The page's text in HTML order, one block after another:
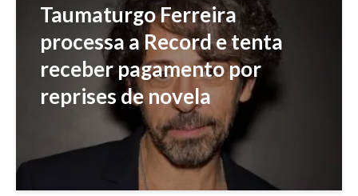
Taumaturgo Ferreira
processa a Record e tenta
receber pagamento por
reprises de novela